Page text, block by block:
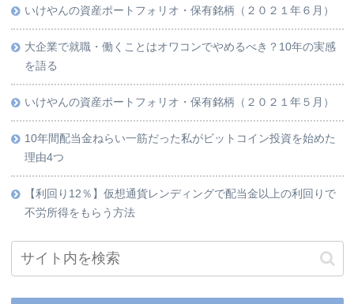
いけやんの資産ポートフォリオ・保有銘柄（２０２１年６月）
大企業で就職・働くことはオワコンでやめるべき？10年の実感
を語る
いけやんの資産ポートフォリオ・保有銘柄（２０２１年５月）
10年間配当金ねらい一筋だった私がビットコイン投資を始めた
理由4つ
【利回り12％】仮想通貨レンディングで配当金以上の利回りで
不労所得をもらう方法